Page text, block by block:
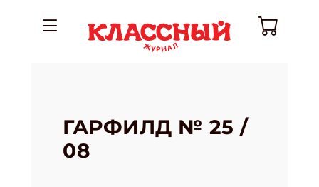
ГАРФИЛД № 25 /
08